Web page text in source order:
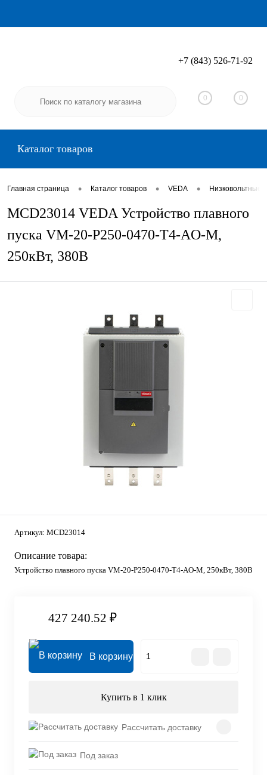
Вход Регистрация
+7 (843) 526-71-92
0 0
Каталог товаров
Главная страница • Каталог товаров • VEDA •
MCD23014 VEDA Устройство плавного
пуска VM-20-P250-0470-T4-AO-M,
250кВт, 380В
Артикул: MCD23014
Описание товара:
Устройство плавного пуска VM-20-P250-0470-T4-AO-M, 250кВт, 380В
427 240.52 ₽
В корзину
Купить в 1 клик
Рассчитать доставку
Под заказ